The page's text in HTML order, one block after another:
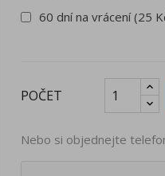
60 dní na vrácení (25
POČET
Nebo si objednejte